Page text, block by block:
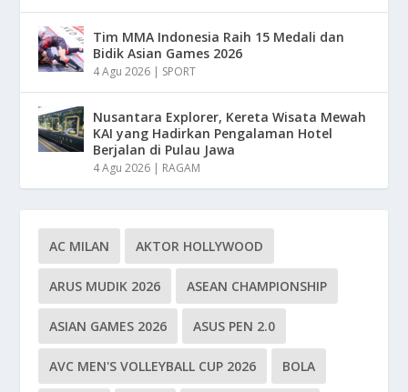
Tim MMA Indonesia Raih 15 Medali dan
Bidik Asian Games 2026
4 Agu 2026 | SPORT
Nusantara Explorer, Kereta Wisata Mewah
KAI yang Hadirkan Pengalaman Hotel
Berjalan di Pulau Jawa
4 Agu 2026 | RAGAM
AC MILAN AKTOR HOLLYWOOD
ARUS MUDIK 2026 ASEAN CHAMPIONSHIP
ASIAN GAMES 2026 ASUS PEN 2.0
AVC MEN'S VOLLEYBALL CUP 2026 BOLA